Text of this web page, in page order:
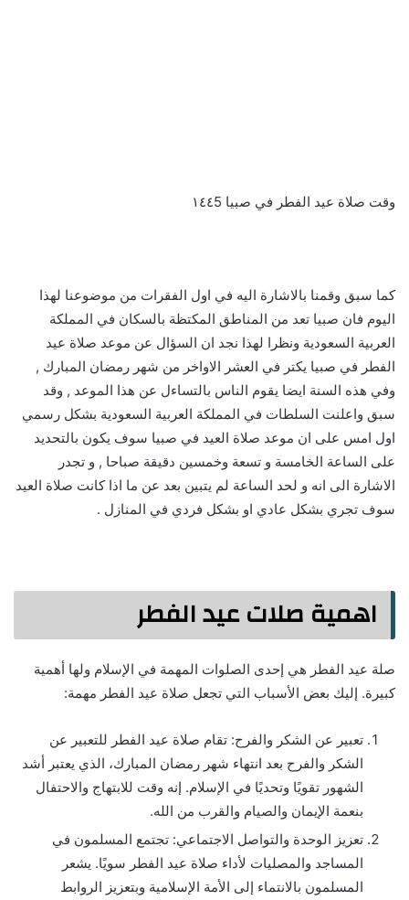
وقت صلاة عيد الفطر في صبيا ١٤٤5
كما سبق وقمنا بالاشارة اليه في اول الفقرات من موضوعنا لهذا
اليوم فان صبيا تعد من المناطق المكتظة بالسكان في المملكة
العربية السعودية ونظرا لهذا نجد ان السؤال عن موعد صلاة عيد
الفطر في صبيا يكتر في العشر الاواخر من شهر رمضان المبارك ,
وفي هذه السنة ايضا يقوم الناس بالتساءل عن هذا الموعد , وقد
سبق واعلنت السلطات في المملكة العربية السعودية بشكل رسمي
اول امس على ان موعد صلاة العيد في صبيا سوف يكون بالتحديد
على الساعة الخامسة و تسعة وخمسين دقيقة صباحا , و تجدر
الاشارة الى انه و لحد الساعة لم يتبين بعد عن ما اذا كانت صلاة العيد
سوف تجري بشكل عادي او بشكل فردي في المنازل .
اهمية صلات عيد الفطر
صلة عيد الفطر هي إحدى الصلوات المهمة في الإسلام ولها أهمية
كبيرة. إليك بعض الأسباب التي تجعل صلاة عيد الفطر مهمة:
تعبير عن الشكر والفرح: تقام صلاة عيد الفطر للتعبير عن
الشكر والفرح بعد انتهاء شهر رمضان المبارك، الذي يعتبر أشد
الشهور تقويًا وتحديًا في الإسلام. إنه وقت للابتهاج والاحتفال
بنعمة الإيمان والصيام والقرب من الله.
تعزيز الوحدة والتواصل الاجتماعي: تجتمع المسلمون في
المساجد والمصليات لأداء صلاة عيد الفطر سويًا. يشعر
المسلمون بالانتماء إلى الأمة الإسلامية وبتعزيز الروابط